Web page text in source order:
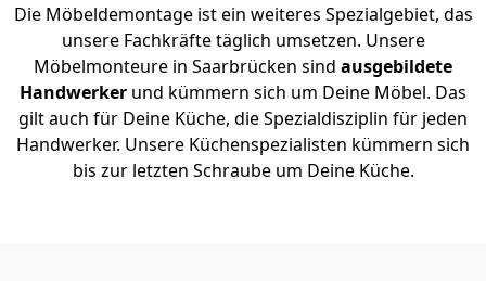
Die Möbeldemontage ist ein weiteres Spezialgebiet, das
unsere Fachkräfte täglich umsetzen. Unsere
Möbelmonteure in Saarbrücken sind ausgebildete
Handwerker und kümmern sich um Deine Möbel. Das
gilt auch für Deine Küche, die Spezialdisziplin für jeden
Handwerker. Unsere Küchenspezialisten kümmern sich
bis zur letzten Schraube um Deine Küche.